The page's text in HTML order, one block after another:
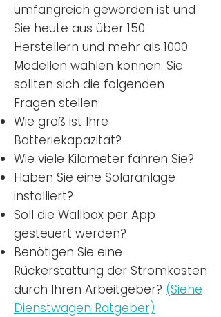
umfangreich geworden ist und
Sie heute aus über 150
Herstellern und mehr als 1000
Modellen wählen können. Sie
sollten sich die folgenden
Fragen stellen:
Wie groß ist Ihre
Batteriekapazität?
Wie viele Kilometer fahren Sie?
Haben Sie eine Solaranlage
installiert?
Soll die Wallbox per App
gesteuert werden?
Benötigen Sie eine
Rückerstattung der Stromkosten
durch Ihren Arbeitgeber? (Siehe
Dienstwagen Ratgeber)